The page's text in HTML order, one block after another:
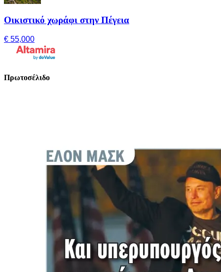
Οικιστικό χωράφι στην Πέγεια
€ 55,000
Πρωτοσέλιδο